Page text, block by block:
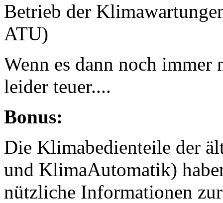
Betrieb der
ATU)
Wenn es dann noch
leider teuer....
Bonus:
Die Klimabedienteile der
und KlimaAutomatik)
nützliche Informationen